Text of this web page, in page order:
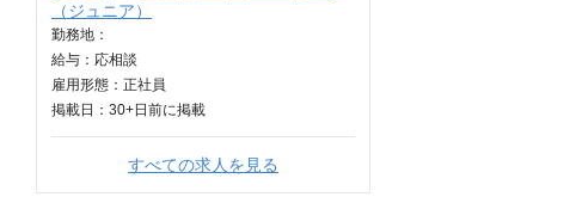
（ジュニア）
勤務地：
給与： 応相談
雇用形態：正社員
掲載日： 30+日 前に掲載
すべての求人を見る